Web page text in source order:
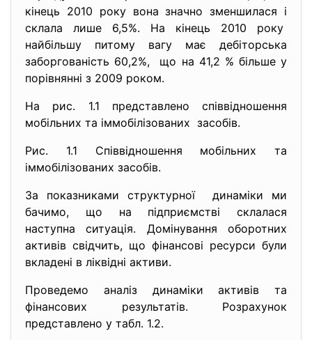
кінець 2010 року вона значно зменшилася і
склала лише 6,5%. На кінець 2010 року
найбільшу питому вагу має дебіторська
заборгованість 60,2%, що на 41,2 % більше у
порівнянні з 2009 роком.
На рис. 1.1 представлено співвідношення
мобільних та іммобілізованих засобів.
Рис. 1.1 Співвідношення мобільних та
іммобілізованих засобів.
За показниками структурної динаміки ми
бачимо, що на підприємстві склалася
наступна ситуація. Домінування оборотних
активів свідчить, що фінансові ресурси були
вкладені в ліквідні активи.
Проведемо аналіз динаміки активів та
фінансових результатів. Розрахунок
представлено у табл. 1.2.